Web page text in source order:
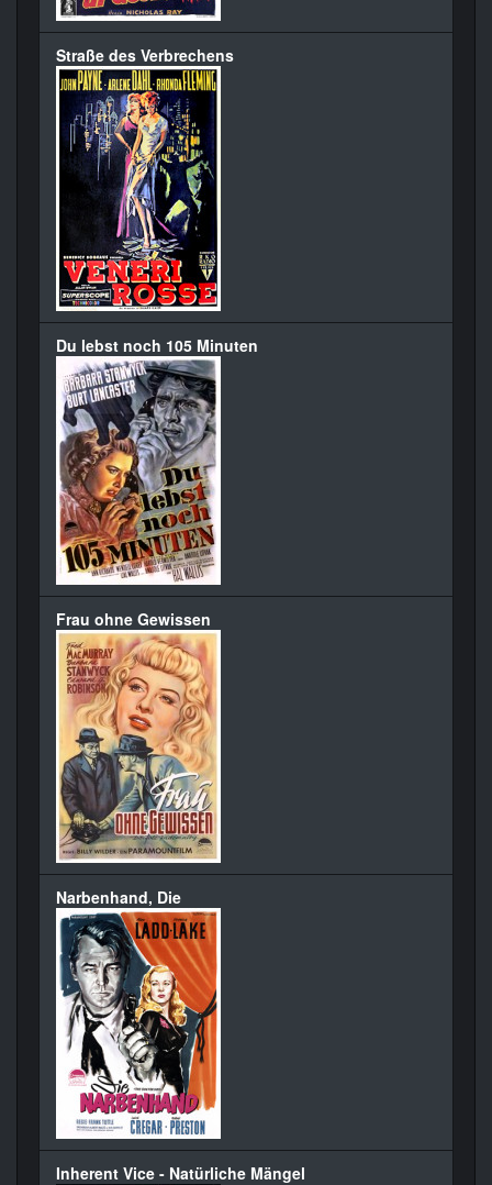
Straße des Verbrechens
Du lebst noch 105 Minuten
Frau ohne Gewissen
Narbenhand, Die
Inherent Vice - Natürliche Mängel